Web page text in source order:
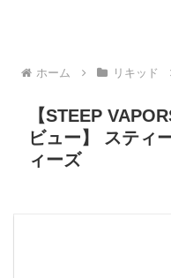
ホーム リキッド
【STEEP
ビュー】 スティ
ィーズ